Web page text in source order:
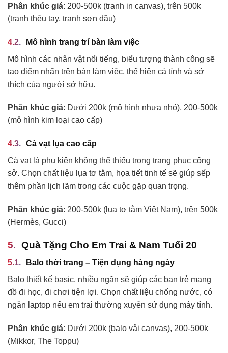
Phân khúc giá: 200-500k (tranh in canvas), trên 500k
(tranh thêu tay, tranh sơn dầu)
Mô hình trang trí bàn làm việc
Mô hình các nhân vật nổi tiếng, biểu tượng thành công sẽ
tạo điểm nhấn trên bàn làm việc, thể hiện cá tính và sở
thích của người sở hữu.
Phân khúc giá: Dưới 200k (mô hình nhựa nhỏ), 200-500k
(mô hình kim loại cao cấp)
Cà vạt lụa cao cấp
Cà vạt là phụ kiện không thể thiếu trong trang phục công
sở. Chọn chất liệu lụa tơ tằm, họa tiết tinh tế sẽ giúp sếp
thêm phần lịch lãm trong các cuộc gặp quan trọng.
Phân khúc giá: 200-500k (lụa tơ tằm Việt Nam), trên 500k
(Hermès, Gucci)
Quà Tặng Cho Em Trai & Nam Tuổi 20
Balo thời trang – Tiện dụng hàng ngày
Balo thiết kế basic, nhiều ngăn sẽ giúp các bạn trẻ mang
đồ đi học, đi chơi tiện lợi. Chọn chất liệu chống nước, có
ngăn laptop nếu em trai thường xuyên sử dụng máy tính.
Phân khúc giá: Dưới 200k (balo vải canvas), 200-500k
(Mikkor, The Toppu)